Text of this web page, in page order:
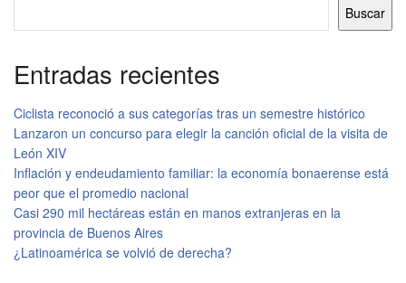
Buscar
Entradas recientes
Ciclista reconoció a sus categorías tras un semestre histórico
Lanzaron un concurso para elegir la canción oficial de la visita de
León XIV
Inflación y endeudamiento familiar: la economía bonaerense está
peor que el promedio nacional
Casi 290 mil hectáreas están en manos extranjeras en la
provincia de Buenos Aires
¿Latinoamérica se volvió de derecha?